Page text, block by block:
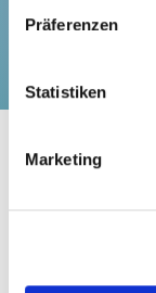
Präferenzen
Statistiken
Marketing
16 Top